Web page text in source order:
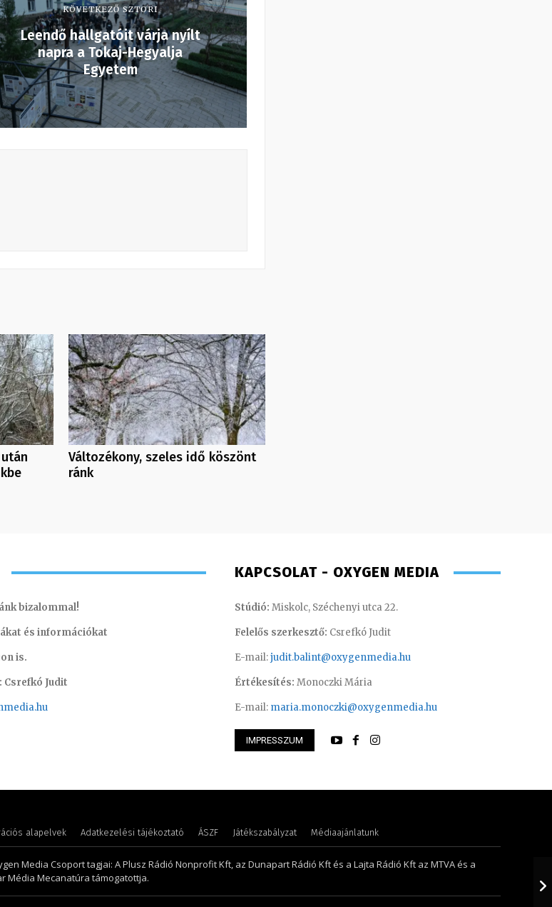
KÖVETKEZŐ SZTORI
Leendő hallgatóit várja nyílt
napra a Tokaj-Hegyalja
Egyetem
Változékony, szeles idő köszönt
ránk
Szabó Döníz – sales manager
bizalommal!
és információkat
is.
Judit
KAPCSOLAT - OXYGEN MEDIA
Stúdió: Miskolc, Széchenyi utca 22.
Felelős szerkesztő: Csrefkó Judit
E-mail:judit.balint@oxygenmedia.hu
Értékesítés: Monoczki Mária
E-mail: maria.monoczki@oxygenmedia.hu
IMPRESSZUM
alapelvek Adatkezelési tájékoztató ÁSZF Játékszabályzat Médiaajánlatunk
Media Csoport tagjai: A Plusz Rádió Nonprofit Kft, az Dunapart Rádió Kft és a Lajta Rádió Kft az MTVA és a
Média Mecanatúra támogatottja.